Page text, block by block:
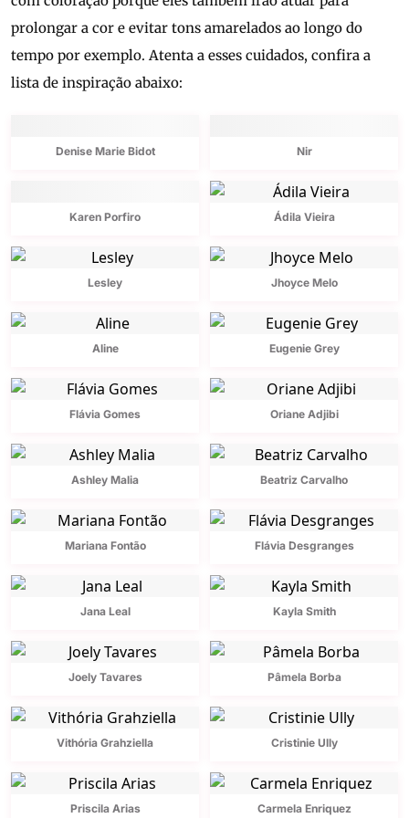
prolongar a cor e evitar tons amarelados ao longo do
tempo por exemplo. Atenta a esses cuidados, confira a
lista de inspiração abaixo:
Denise Marie Bidot Nir
Karen Porfiro Ádila Vieira
Lesley Jhoyce Melo
Aline Eugenie Grey
Flávia Gomes Oriane Adjibi
Ashley Malia Beatriz Carvalho
Mariana Fontão Flávia Desgranges
Jana Leal Kayla Smith
Joely Tavares Pâmela Borba
Vithória Grahziella Cristinie Ully
Priscila Arias Carmela Enriquez